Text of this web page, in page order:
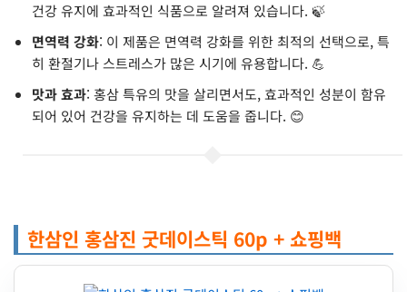
건강 유지에 효과적인 식품으로 알려져 있습니다. 🍃
면역력 강화: 이 제품은 면역력 강화를 위한 최적의 선택으로, 특
히 환절기나 스트레스가 많은 시기에 유용합니다. 💪
맛과 효과: 홍삼 특유의 맛을 살리면서도, 효과적인 성분이 함유
되어 있어 건강을 유지하는 데 도움을 줍니다. 😊
한삼인 홍삼진 굿데이스틱 60p + 쇼핑백